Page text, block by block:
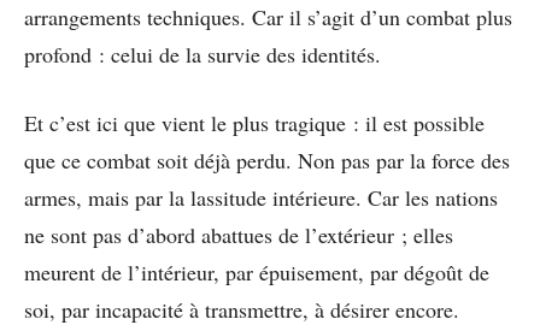
arrangements techniques. Car il s’agit d’un combat plus
profond : celui de la survie des identités.
Et c’est ici que vient le plus tragique : il est possible
que ce combat soit déjà perdu. Non pas par la force des
armes, mais par la lassitude intérieure. Car les nations
ne sont pas d’abord abattues de l’extérieur ; elles
meurent de l’intérieur, par épuisement, par dégoût de
soi, par incapacité à transmettre, à désirer encore.